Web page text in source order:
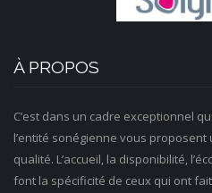
À PROPOS
C’est dans un cadre exceptionnel
l’entité sonégienne vous
qualité. L’accueil, la disponibilité,
font la spécificité de ceux qui ont